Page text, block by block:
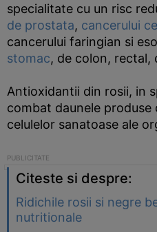
specialitate cu un risc
de prostata, cancerului
cancerului faringian si
stomac, de colon, rectal,
Antioxidantii din rosii, in
combat daunele produse
celulelor sanatoase ale
Citeste si despre:
Ridichile rosii si negre
nutritionale